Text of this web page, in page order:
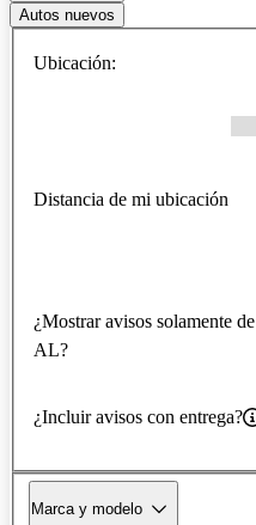
Autos nuevos
Ubicación:
Distancia de mi ubicación
¿Mostrar avisos solamente de
AL?
¿Incluir avisos con entrega?
Marca y modelo